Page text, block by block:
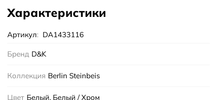
Характеристики
Артикул: DA1433116
Бренд D&K
Коллекция Berlin Steinbeis
Цвет Белый, Белый / Хром